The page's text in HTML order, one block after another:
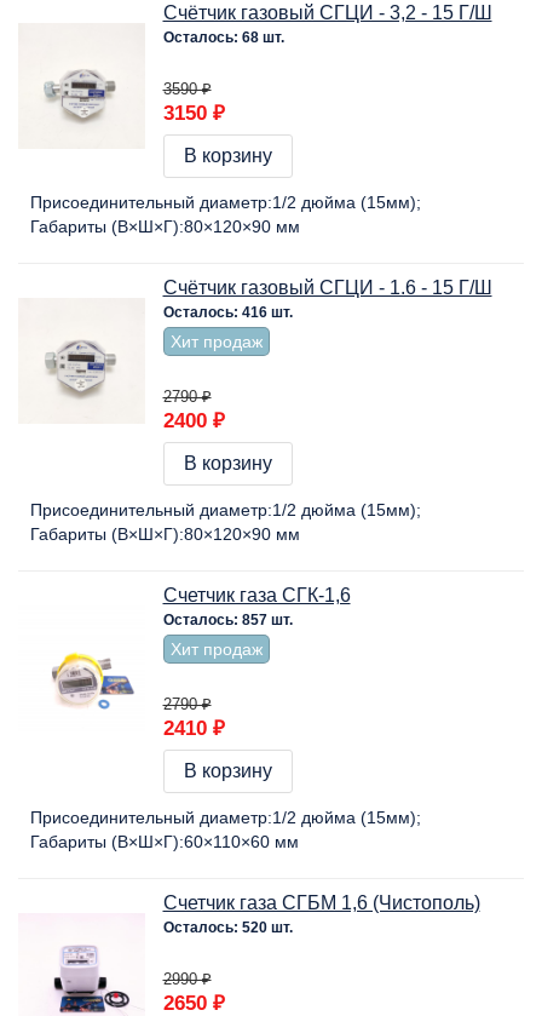
Счётчик газовый СГЦИ - 3,2 - 15 Г/Ш
Осталось: 68 шт.
3590 ₽
3150 ₽
В корзину
Присоединительный диаметр:1/2 дюйма (15мм)
Габариты (В×Ш×Г):80×120×90 мм
Счётчик газовый СГЦИ - 1.6 - 15 Г/Ш
Осталось: 416 шт.
Хит продаж
2790 ₽
2400 ₽
В корзину
Присоединительный диаметр:1/2 дюйма (15мм)
Габариты (В×Ш×Г):80×120×90 мм
Счетчик газа СГК-1,6
Осталось: 857 шт.
Хит продаж
2790 ₽
2410 ₽
В корзину
Присоединительный диаметр:1/2 дюйма (15мм)
Габариты (В×Ш×Г):60×110×60 мм
Счетчик газа СГБМ 1,6 (Чистополь)
Осталось: 520 шт.
2990 ₽
2650 ₽